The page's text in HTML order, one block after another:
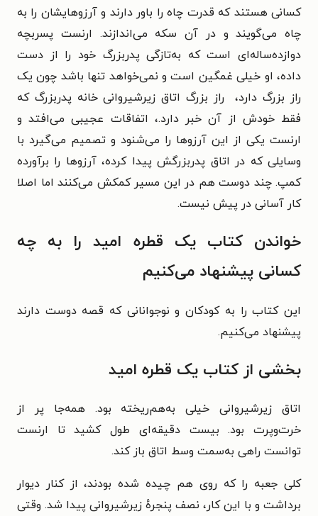
کسانی هستند که قدرت چاه را باور دارند و آرزوهایشان را به
چاه می‌گویند و در آن سکه می‌اندازند. ارنست پسربچه
دوازده‌ساله‌ای است که به‌تازگی پدربزرگ خود را از دست
داده، او خیلی غمگین است و نمی‌خواهد تنها باشد چون یک
راز بزرگ دارد، راز بزرگ اتاق زیرشیروانی خانه‌ پدربزرگ که
فقط خودش از آن خبر دارد.، اتفاقات عجیبی می‌افتد و
ارنست یکی از این آرزوها را می‌شنود و تصمیم می‌گیرد با
وسایلی که در اتاق پدربزرگش پیدا کرده، آرزوها را برآورده
کمپ. چند دوست هم در این مسیر کمکش می‌کنند اما اصلا
کار آسانی در پیش نیست.
خواندن کتاب یک قطره امید را به چه
کسانی پیشنهاد می‌کنیم
این کتاب را به کودکان و نوجوانانی که قصه دوست دارند
پیشنهاد می‌کنیم.
بخشی از کتاب یک قطره امید
اتاق زیرشیروانی خیلی به‌هم‌ریخته بود. همه‌جا پر از
خرت‌وپرت بود. بیست دقیقه‌ای طول کشید تا ارنست
توانست راهی به‌سمت وسط اتاق باز کند.
کلی جعبه را که روی هم چیده شده بودند، از کنار دیوار
برداشت و با این کار، نصف پنجرهٔ زیرشیروانی پیدا شد. وقتی